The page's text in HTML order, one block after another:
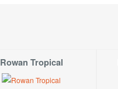
Rowan Tropical